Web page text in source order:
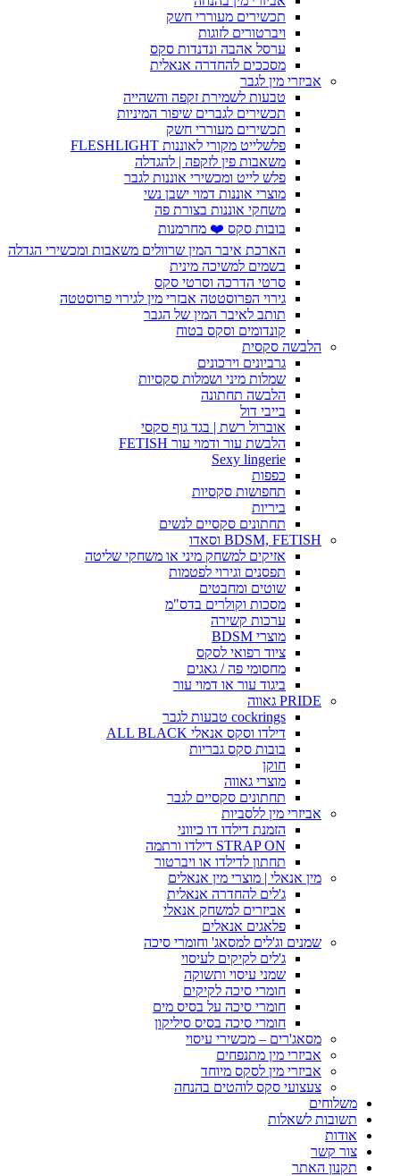
תכשירים מעוררי חשק
ויברטורים לזוגות
ערסל אהבה ונדנדות סקס
מסככים להחדרה אנאלית
אביזרי מין לגבר
טבעות לשמירת זקפה והשהייה
תכשירים לגברים שיפור המיניות
תכשירים מעוררי חשק
פלשלייט מקורי לאוננות FLESHLIGHT
משאבות פין לזקפה | להגדלה
פלש לייט ומכשירי אוננות לגבר
מוצרי אוננות דמוי ישבן נשי
משחקי אוננות בצורת פה
בובות סקס ❤️ מחרמנות
הארכת איבר המין שרוולים משאבות ומכשירי הגדלה
בשמים למשיכה מינית
סרטי הדרכה וסרטי סקס
גירוי הפרוסטטה אבזרי מין לגירוי פרוסטטה
תותב לאיבר המין של הגבר
קונדומים וסקס בטוח
הלבשה סקסית
גרביונים וירכונים
שמלות מיני ושמלות סקסיות
הלבשה תחתונה
בייבי דול
אוברול רשת | בגד גוף סקסי
הלבשת עור ודמוי עור FETISH
Sexy lingerie
כפפות
תחפושות סקסיות
ביריות
תחתונים סקסיים לנשים
BDSM, FETISH וסאדו
אזיקים למשחק מיני או משחקי שליטה
תפסנים וגירוי לפטמות
שוטים ומחבטים
מסכות וקולרים בדס"מ
ערכות קשירה
מוצרי BDSM
ציוד רפואי לסקס
מחסומי פה / גאגים
ביגוד עור או דמוי עור
PRIDE גאווה
cockrings טבעות לגבר
דילדו וסקס אנאלי ALL BLACK
בובות סקס גבריות
חוקן
מוצרי גאווה
תחתונים סקסיים לגבר
אביזרי מין ללסביות
הזמנת דילדו דו כיווני
STRAP ON דילדו ורתמה
תחתון לדילדו או ויברטור
מין אנאלי | מוצרי מין אנאלים
ג'לים להחדרה אנאלית
אביזרים למשחק אנאלי
פלאגים אנאלים
שמנים וג'לים למסאג' וחומרי סיכה
ג'לים לקיקים לעיסוי
שמני עיסוי ותשוקה
חומרי סיכה לקיקים
חומרי סיכה על בסיס מים
חומרי סיכה בסיס סיליקון
מסאג'רים – מכשירי עיסוי
אביזרי מין מתנפחים
אביזרי מין לסקס מיוחד
צעצועי סקס לוהטים בהנחה
משלוחים
תשובות לשאלות
אודות
צור קשר
תקנון האתר